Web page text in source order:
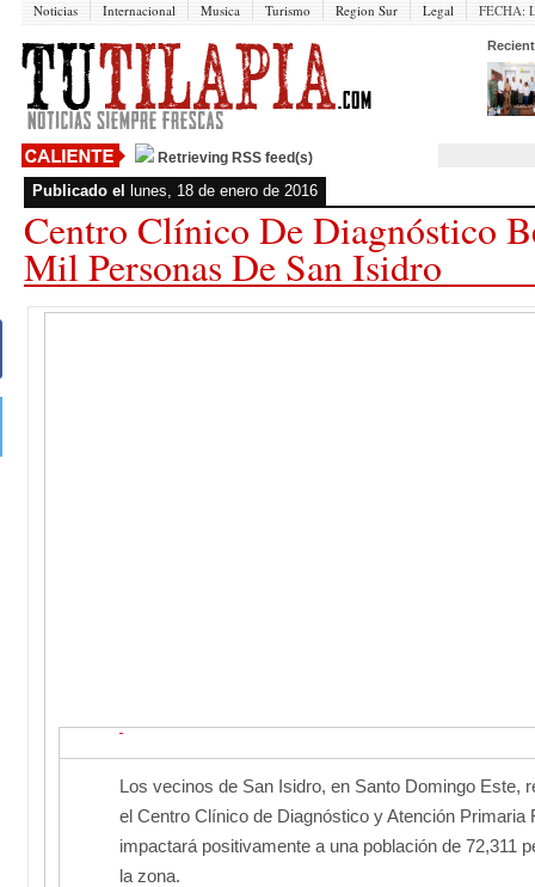
Noticias Internacional Musica Turismo Region Sur Legal FECHA:
Retrieving RSS feed(s)
Publicado el lunes, 18 de enero de 2016
Centro Clínico De Diagnóstico
Mil Personas De San Isidro
Los vecinos de San Isidro, en Santo Domingo Este,
el Centro Clínico de Diagnóstico y Atención Primaria
impactará positivamente a una población de 72,311
la zona.